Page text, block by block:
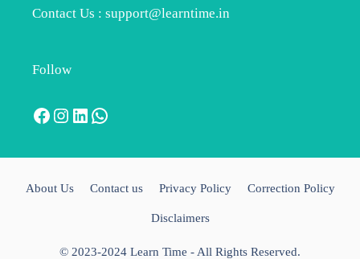
Contact Us : support@learntime.in
Follow
Facebook
Instagram
LinkedIn
WhatsApp
About Us Contact us Privacy Policy Correction Policy
Disclaimers
© 2023-2024 Learn Time - All Rights Reserved.